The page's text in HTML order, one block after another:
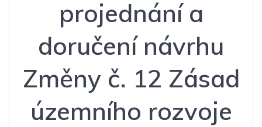
projednání a
doručení návrhu
Změny č. 12 Zásad
územního rozvoje